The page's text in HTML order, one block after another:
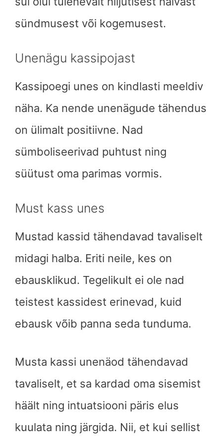
sündmusest või kogemusest.
Unenägu kassipojast
Kassipoegi unes on kindlasti meeldiv
näha. Ka nende unenägude tähendus
on ülimalt positiivne. Nad
sümboliseerivad puhtust ning
süütust oma parimas vormis.
Must kass unes
Mustad kassid tähendavad tavaliselt
midagi halba. Eriti neile, kes on
ebausklikud. Tegelikult ei ole nad
teistest kassidest erinevad, kuid
ebausk võib panna seda tunduma.
Musta kassi unenäod tähendavad
tavaliselt, et sa kardad oma sisemist
häält ning intuatsiooni päris elus
kuulata ning järgida. Nii, et kui sellist